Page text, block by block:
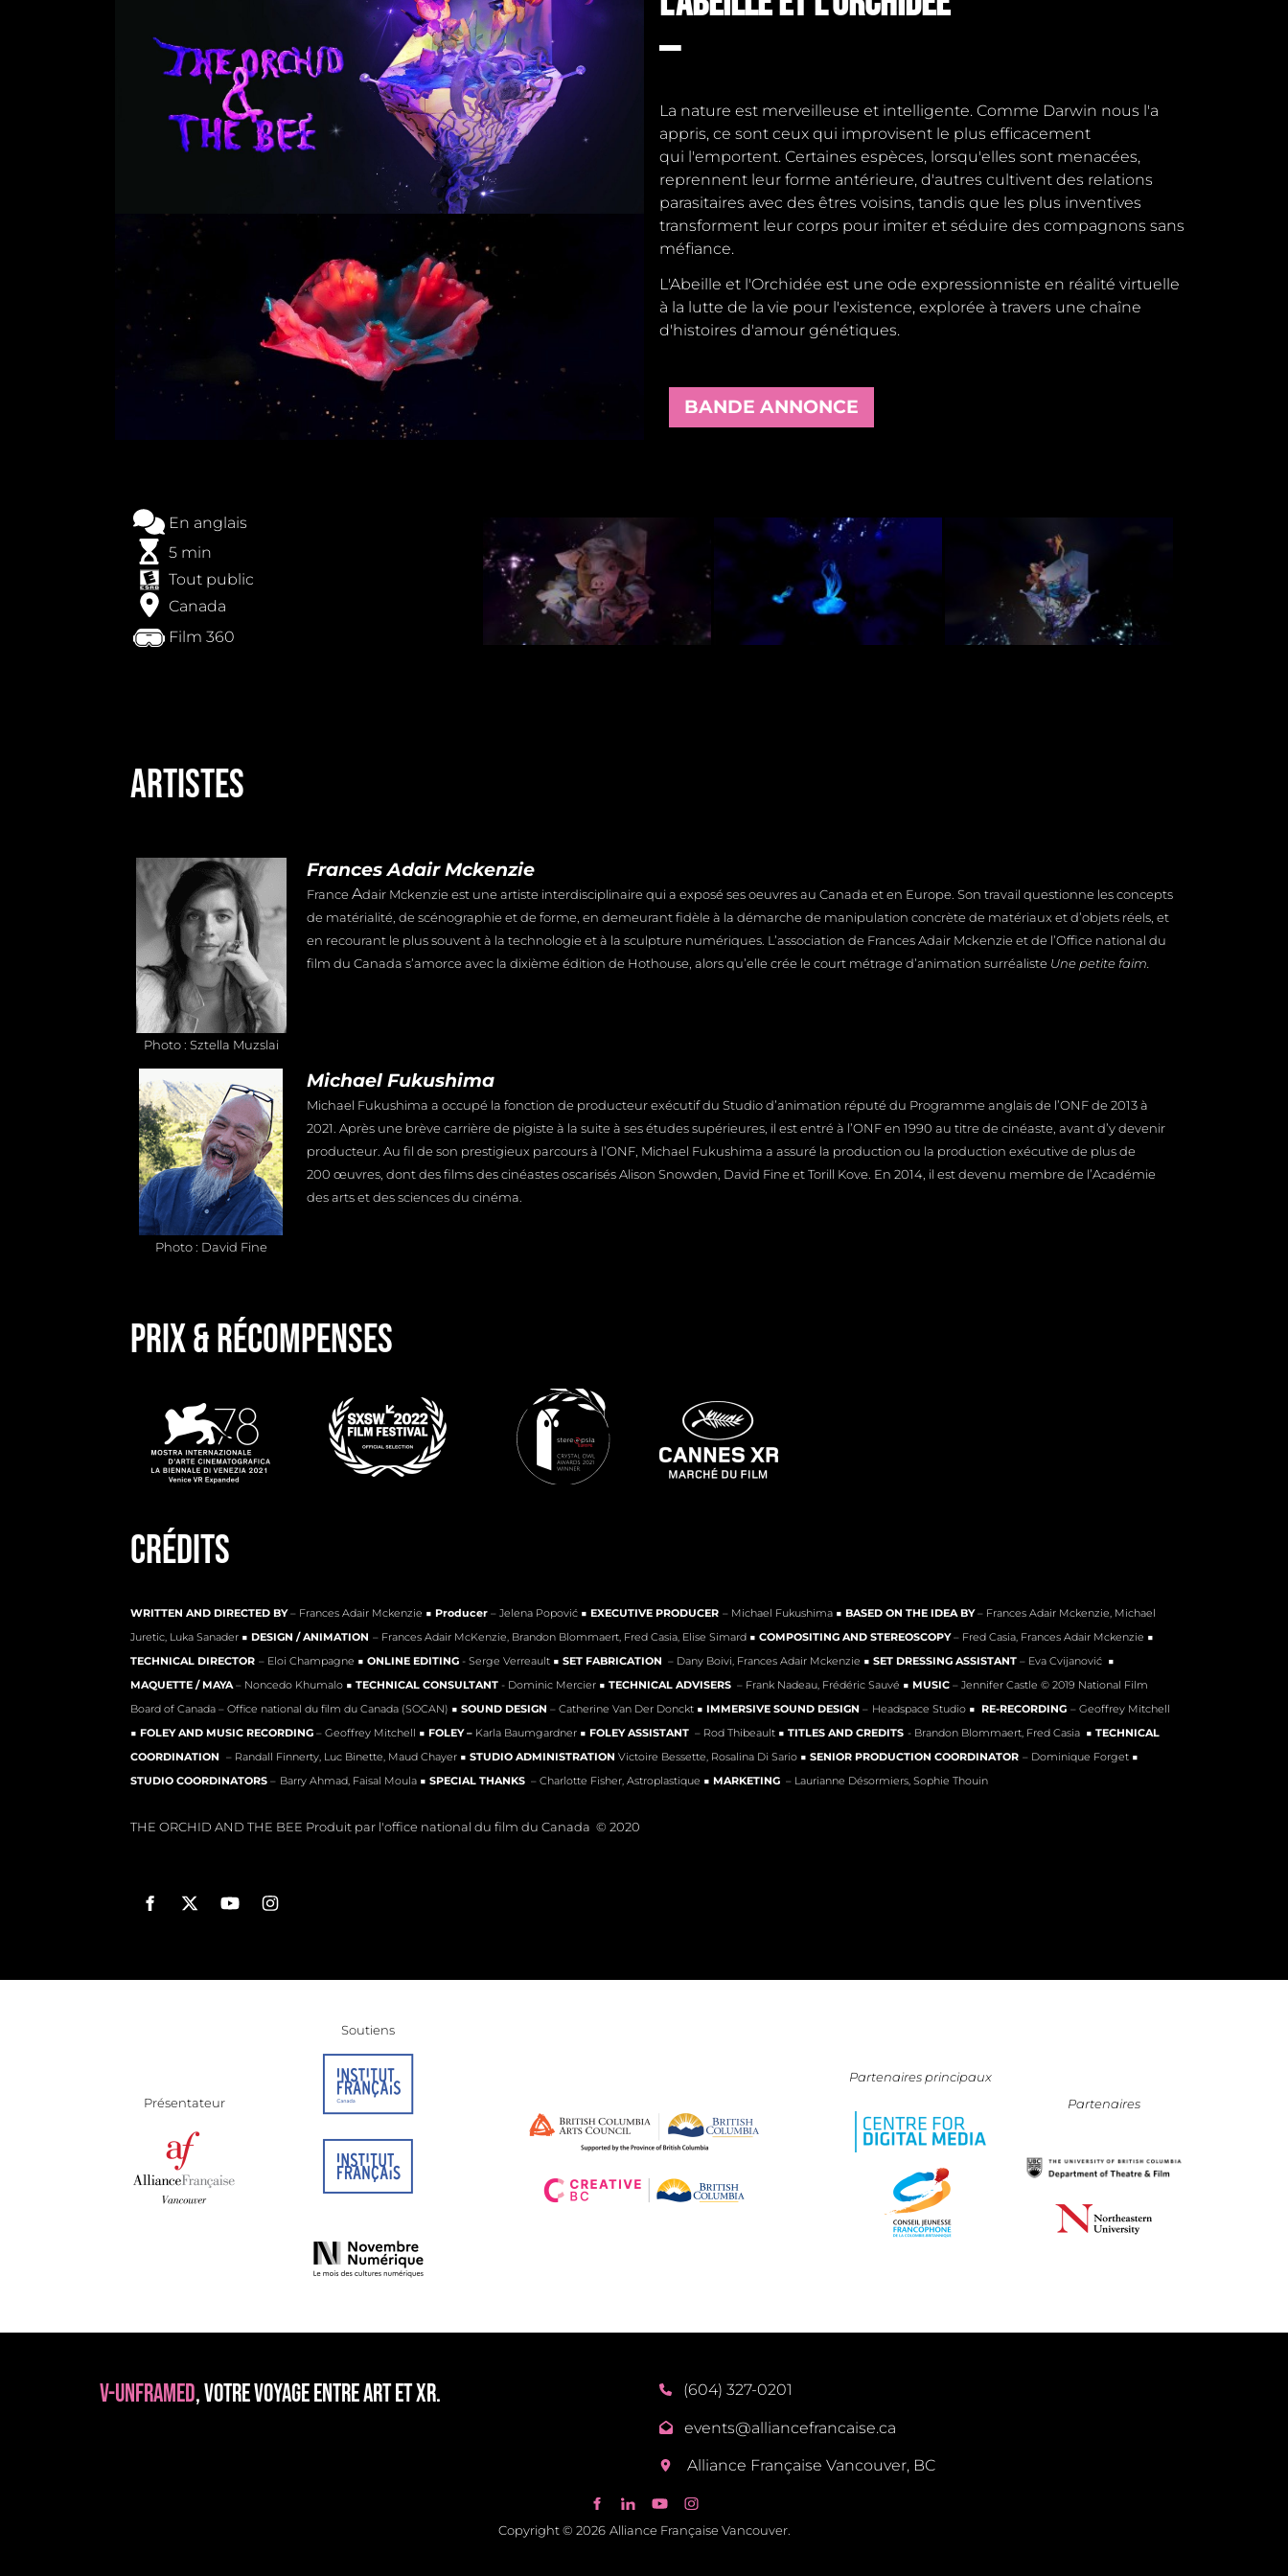
—
La nature est merveilleuse et intelligente. Comme Darwin nous l'a
appris, ce sont ceux qui improvisent le plus efficacement
qui l'emportent. Certaines espèces, lorsqu'elles sont menacées,
reprennent leur forme antérieure, d'autres cultivent des relations
parasitaires avec des êtres voisins, tandis que les plus inventives
transforment leur corps pour imiter et séduire des compagnons sans
méfiance.
L'Abeille et l'Orchidée est une ode expressionniste en réalité virtuelle
à la lutte de la vie pour l'existence, explorée à travers une chaîne
d'histoires d'amour génétiques.
BANDE ANNONCE
BANDE ANNONCE
En anglais
5 min
Tout public
Canada
Film 360
ARTISTEs
Photo : Sztella Muzslai
Frances Adair Mckenzie
France Adair Mckenzie est une artiste interdisciplinaire qui a exposé ses oeuvres au Canada et en Europe. Son travail questionne les concepts
de matérialité, de scénographie et de forme, en demeurant fidèle à la démarche de manipulation concrète de matériaux et d’objets réels, et
en recourant le plus souvent à la technologie et à la sculpture numériques. L’association de Frances Adair Mckenzie et de l’Office national du
film du Canada s’amorce avec la dixième édition de Hothouse, alors qu’elle crée le court métrage d’animation surréaliste Une petite faim
Photo : David Fine
Michael Fukushima
Michael Fukushima a occupé la fonction de producteur exécutif du Studio d’animation réputé du Programme anglais de l’ONF de 2013 à
2021. Après une brève carrière de pigiste à la suite à ses études supérieures, il est entré à l’ONF en 1990 au titre de cinéaste, avant d’y devenir
producteur. Au fil de son prestigieux parcours à l’ONF, Michael Fukushima a assuré la production ou la production exécutive de plus de
200 œuvres, dont des films des cinéastes oscarisés Alison Snowden, David Fine et Torill Kove. En 2014, il est devenu membre de l’Académie
des arts et des sciences du cinéma.
PRIX & RÉCOMPENSES
CrÉdits
WRITTEN AND DIRECTED BY– Frances Adair Mckenzie ■ Producer – Jelena Popović ■ EXECUTIVE PRODUCER – Michael Fukushima ■ BASED ON THE IDEA BY– Frances Adair Mckenzie, Michael
Juretic, Luka Sanader ■ DESIGN / ANIMATION – Frances Adair McKenzie, Brandon Blommaert, Fred Casia, Elise Simard ■ COMPOSITING AND STEREOSCOPY– Fred Casia, Frances Adair Mckenzie ■
TECHNICAL DIRECTOR – Eloi Champagne ■ ONLINE EDITING - Serge Verreault ■ SET FABRICATION – Dany Boivi, Frances Adair Mckenzie ■ SET DRESSING ASSISTANT – Eva Cvijanović ■
MAQUETTE / MAYA – Noncedo Khumalo ■ TECHNICAL CONSULTANT - Dominic Mercier ■ TECHNICAL ADVISERS – Frank Nadeau, Frédéric Sauvé ■ MUSIC – Jennifer Castle © 2019 National Film
Board of Canada – Office national du film du Canada (SOCAN) ■ SOUND DESIGN – Catherine Van Der Donckt ■ IMMERSIVE SOUND DESIGN – Headspace Studio ■ RE-RECORDING – Geoffrey Mitchell
■ FOLEY AND MUSIC RECORDING – Geoffrey Mitchell ■ FOLEY – Karla Baumgardner ■ FOLEY ASSISTANT – Rod Thibeault ■ TITLES AND CREDITS - Brandon Blommaert, Fred Casia ■ TECHNICAL
COORDINATION – Randall Finnerty, Luc Binette, Maud Chayer ■ STUDIO ADMINISTRATION Victoire Bessette, Rosalina Di Sario ■ SENIOR PRODUCTION COORDINATOR – Dominique Forget ■
STUDIO COORDINATORS – Barry Ahmad, Faisal Moula ■ SPECIAL THANKS – Charlotte Fisher, Astroplastique ■ MARKETING – Laurianne Désormiers, Sophie Thouin
THE ORCHID AND THE BEE Produit par l'office national du film du Canada © 2020
Présentateur
Soutiens
Partenaires principaux
Partenaires
V-Unframed, votre voyage entre art et XR. (604) 327-0201
events@alliancefrancaise.ca
Alliance Française Vancouver, BC
Copyright © 2026 Alliance Française Vancouver.